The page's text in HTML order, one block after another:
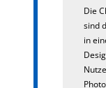
Die
sind
in